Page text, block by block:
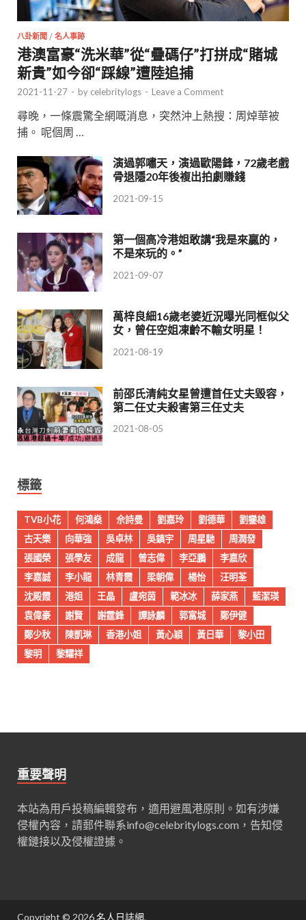
八卦新聞 / 名人事跡
港澳富豪“洗米華”從“疊碼仔”打拼成“賭城
新貴”如今卻“踩線”遭陸追捕
2021-11-27 - by celebritylogs - Leave a Comment
尋晚，一條震驚全網嘅消息，突然沖上熱搜：周焯華被
捕。 呢個周 …
演過郭嘯天，演過歐陽鋒，72歲老戲
骨退隱20年後複出拍劇賺錢
2021-09-15
第一個高冷港姐敢講“我是來贏的，
不是來玩的。”
2021-09-07
萬梓良細16歲老婆近況曝光同框似父
女，曾任空姐凍齡不輸女明星！
2021-08-19
前邵氏清純女星曾遭首任丈夫毀容，
第二任丈夫殺害第三任丈夫
2021-08-05
標籤
TVB小花 何鴻燊 佘詩曼 劉嘉玲 劉德華
劉鑾雄
古天樂
向華強 吳卓林 吳鎮宇 周星馳
周潤發
張國榮
張學友 成龍 曾志偉 李亞鵬
李嘉欣
李嘉誠
李小龍 林青霞 梁朝偉 楊怡
汪明荃
沈殿霞
港姐 王晶 盧宛茵 範冰冰 薛家燕
藍潔瑛
袁偉豪
謝賢 謝霆鋒 譚詠麟 郭富城
鄭伊健
鄭少秋
陳凱琳 香港小姐 黃心穎 黃日華
黎小田
黎明
黎耀祥
重要聲明
本站為用戶投稿編輯發布，適用避風港原則。如有涉嫌
侵權內容，請郵件聯系info@celebritylogs.com ，告知侵
權鏈接以及侵權證據。
Copyright © 2026名人日誌網.